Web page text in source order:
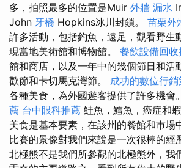
多，拍照最多的位置是Muir 外牆 漏水
John 牙橋 Hopkins冰川封鎖。 苗栗外
許多活動，包括釣魚，遠足，觀看野生
現當地美術館和博物館。 餐飲設備回收
館和商店，以及一年中的幾個節日和活
歡節和卡切馬克灣節。 成功的數位行銷
各種美食，為外國遊客提供了許多機會
薦 台中眼科推薦 鮭魚，鱈魚，癌症和
美食是基本要素，在該州的餐館和市場
比賽的景像對我們來說是一次很棒的經
北極熊不是我們所參觀的北極熊外，我